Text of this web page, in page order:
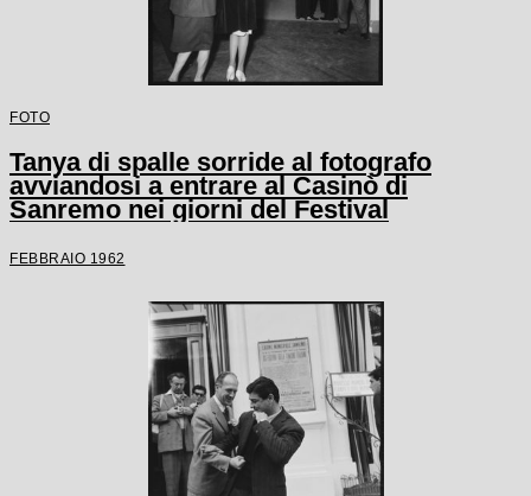
FOTO
Tanya di spalle sorride al fotografo
avviandosi a entrare al Casinò di
Sanremo nei giorni del Festival
FEBBRAIO 1962